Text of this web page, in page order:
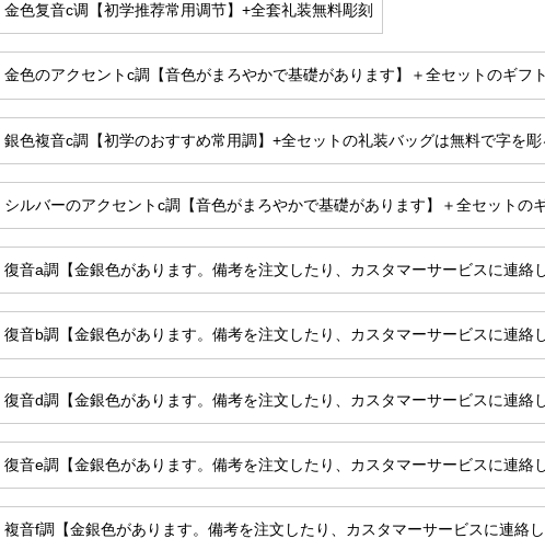
金色复音c调【初学推荐常用调节】+全套礼装無料彫刻
金色のアクセントc調【音色がまろやかで基礎があります】＋全セットのギフ
銀色複音c調【初学のおすすめ常用調】+全セットの礼装バッグは無料で字を
シルバーのアクセントc調【音色がまろやかで基礎があります】＋全セットの
復音a調【金銀色があります。備考を注文したり、カスタマーサービスに連絡
復音b調【金銀色があります。備考を注文したり、カスタマーサービスに連絡
復音d調【金銀色があります。備考を注文したり、カスタマーサービスに連絡
復音e調【金銀色があります。備考を注文したり、カスタマーサービスに連絡
複音f調【金銀色があります。備考を注文したり、カスタマーサービスに連絡